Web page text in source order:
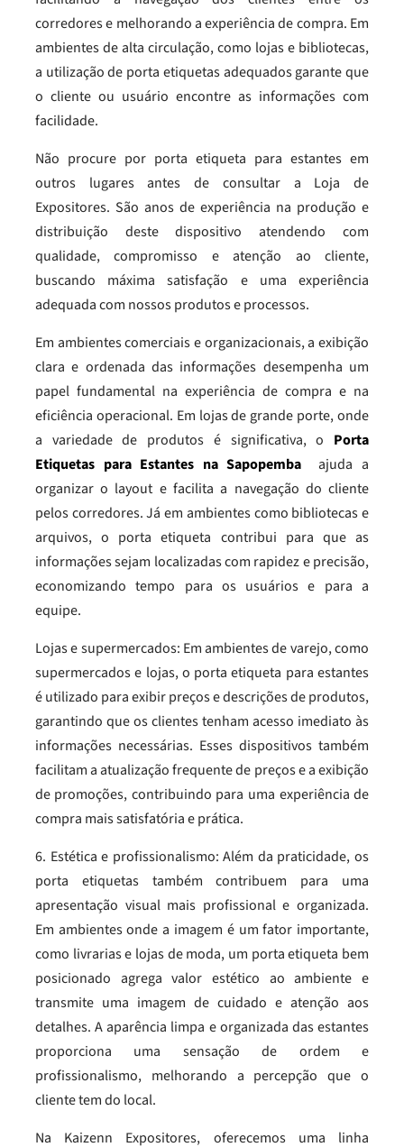
corredores e melhorando a experiência de compra. Em
ambientes de alta circulação, como lojas e bibliotecas,
a utilização de porta etiquetas adequados garante que
o cliente ou usuário encontre as informações com
facilidade.
Não procure por porta etiqueta para estantes em
outros lugares antes de consultar a Loja de
Expositores. São anos de experiência na produção e
distribuição deste dispositivo atendendo com
qualidade, compromisso e atenção ao cliente,
buscando máxima satisfação e uma experiência
adequada com nossos produtos e processos.
Em ambientes comerciais e organizacionais, a exibição
clara e ordenada das informações desempenha um
papel fundamental na experiência de compra e na
eficiência operacional. Em lojas de grande porte, onde
a variedade de produtos é significativa, o Porta
Etiquetas para Estantes na Sapopemba ajuda a
organizar o layout e facilita a navegação do cliente
pelos corredores. Já em ambientes como bibliotecas e
arquivos, o porta etiqueta contribui para que as
informações sejam localizadas com rapidez e precisão,
economizando tempo para os usuários e para a
equipe.
Lojas e supermercados: Em ambientes de varejo, como
supermercados e lojas, o porta etiqueta para estantes
é utilizado para exibir preços e descrições de produtos,
garantindo que os clientes tenham acesso imediato às
informações necessárias. Esses dispositivos também
facilitam a atualização frequente de preços e a exibição
de promoções, contribuindo para uma experiência de
compra mais satisfatória e prática.
6. Estética e profissionalismo: Além da praticidade, os
porta etiquetas também contribuem para uma
apresentação visual mais profissional e organizada.
Em ambientes onde a imagem é um fator importante,
como livrarias e lojas de moda, um porta etiqueta bem
posicionado agrega valor estético ao ambiente e
transmite uma imagem de cuidado e atenção aos
detalhes. A aparência limpa e organizada das estantes
proporciona uma sensação de ordem e
profissionalismo, melhorando a percepção que o
cliente tem do local.
Na Kaizenn Expositores, oferecemos uma linha